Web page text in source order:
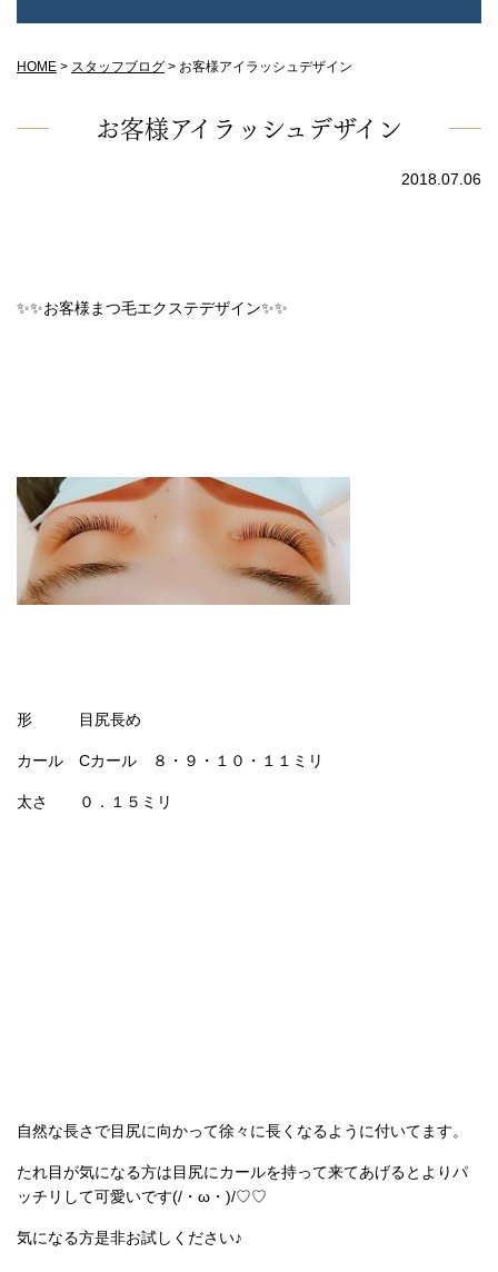
HOME > スタッフブログ > お客様アイラッシュデザイン
お客様アイラッシュデザイン
2018.07.06
✨✨お客様まつ毛エクステデザイン✨✨
形 目尻長め
カール Cカール ８・９・１０・１１ミリ
太さ ０．１５ミリ
自然な長さで目尻に向かって徐々に長くなるように付いてます。
たれ目が気になる方は目尻にカールを持って来てあげるとよりパ
ッチリして可愛いです(/・ω・)/♡♡
気になる方是非お試しください♪